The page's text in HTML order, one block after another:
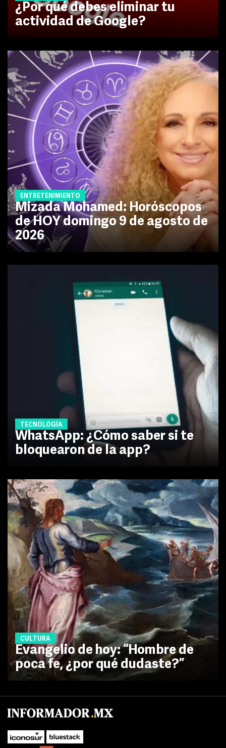
¿Por qué debes eliminar tu
actividad de Google?
ENTRETENIMIENTO
Mizada Mohamed: Horóscopos
de HOY domingo 9 de agosto de
2026
TECNOLOGÍA
WhatsApp: ¿Cómo saber si te
bloquearon de la app?
CULTURA
Evangelio de hoy: “Hombre de
poca fe, ¿por qué dudaste?”